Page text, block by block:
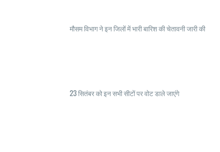
मौसम विभाग ने इन जिलों में भारी बारिश की चेतावनी जारी की
23 सितंबर को इन सभी सीटों पर वोट डाले जाएंगे